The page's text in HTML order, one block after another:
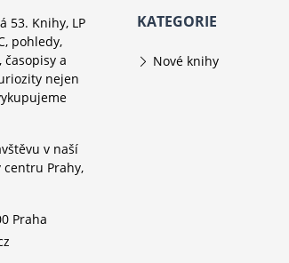
53. Knihy, LP
pohledy,
časopisy a
nejen
v naší
Prahy,
Praha
KATEGORIE
Nové knihy